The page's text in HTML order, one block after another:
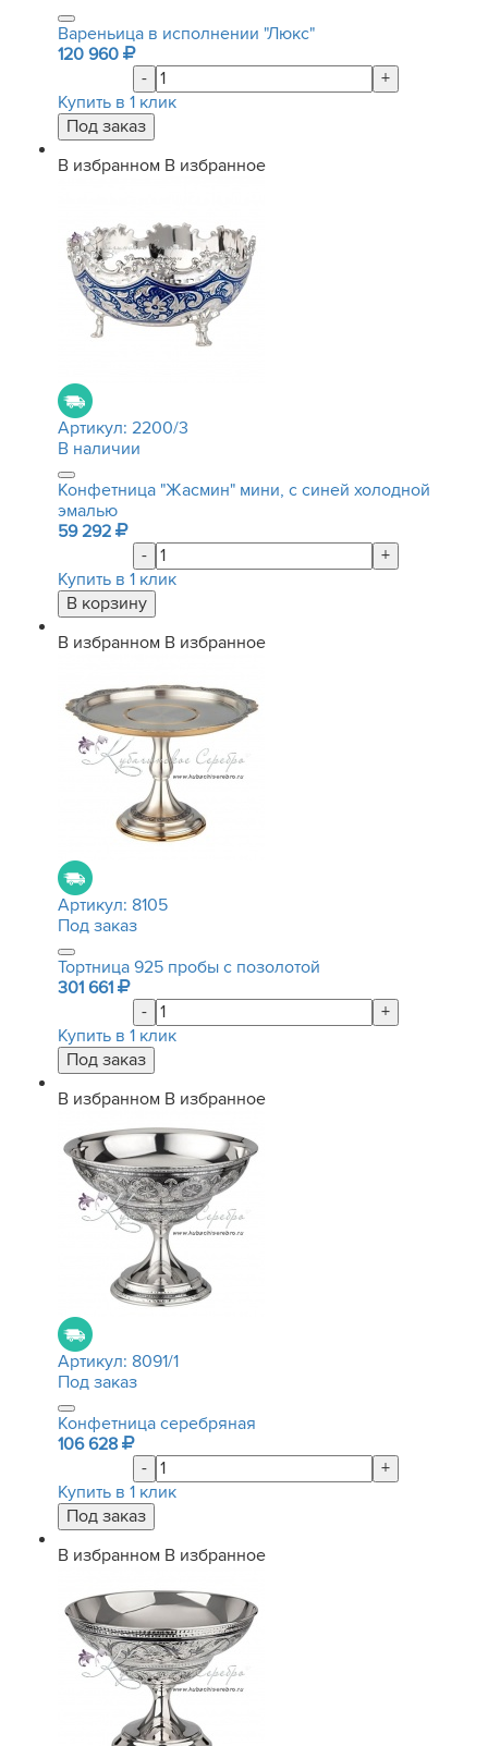
Вареньица в исполнении "Люкс"
120 960
-
+
Купить в 1 клик
В избранном В избранное
Артикул: 2200/3
В наличии
Конфетница "Жасмин" мини, с синей холодной
эмалью
59 292
-
+
Купить в 1 клик
В избранном В избранное
Артикул: 8105
Под заказ
Тортница 925 пробы с позолотой
301 661
-
+
Купить в 1 клик
В избранном В избранное
Артикул: 8091/1
Под заказ
Конфетница серебряная
106 628
-
+
Купить в 1 клик
В избранном В избранное